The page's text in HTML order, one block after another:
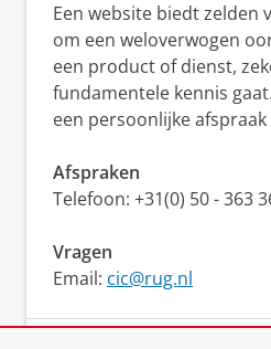
Een website biedt zelden
om een weloverwogen
een product of dienst,
fundamentele kennis
een persoonlijke afspraak
Afspraken
Telefoon: +31(0) 50 - 363
Vragen
Email: cic@rug.nl